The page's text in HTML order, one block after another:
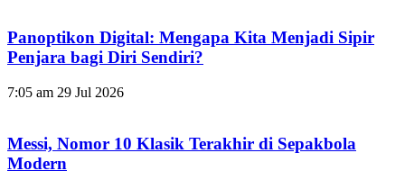
Panoptikon Digital: Mengapa Kita Menjadi Sipir
Penjara bagi Diri Sendiri?
7:05 am 29 Jul 2026
Messi, Nomor 10 Klasik Terakhir di Sepakbola
Modern